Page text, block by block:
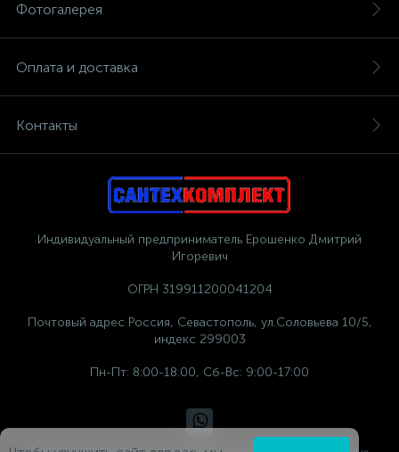
Фотогалерея
Оплата и доставка
Контакты
Индивидуальный предприниматель Ерошенко Дмитрий
Игоревич
ОГРН 319911200041204
Почтовый адрес Россия, Севастополь, ул.Соловьева 10/5,
индекс 299003
Пн-Пт: 8:00-18:00, Сб-Вс: 9:00-17:00